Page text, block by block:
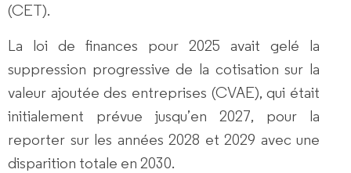
(CET).
La loi de finances pour 2025 avait gelé la
suppression progressive de la cotisation sur la
valeur ajoutée des entreprises (CVAE), qui était
initialement prévue jusqu’en 2027, pour la
reporter sur les années 2028 et 2029 avec une
disparition totale en 2030.